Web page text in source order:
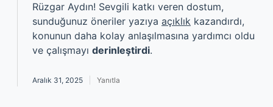
Rüzgar Aydın! Sevgili katkı veren dostum,
sunduğunuz öneriler yazıya açıklık kazandırdı,
konunun daha kolay anlaşılmasına yardımcı oldu
ve çalışmayı derinleştirdi.
Aralık 31, 2025 Yanıtla